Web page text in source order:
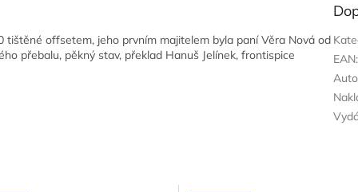
tištěné offsetem, jeho prvním majitelem byla paní Věra Nová od
přebalu, pěkný stav, překlad Hanuš Jelínek, frontispice
EAN: